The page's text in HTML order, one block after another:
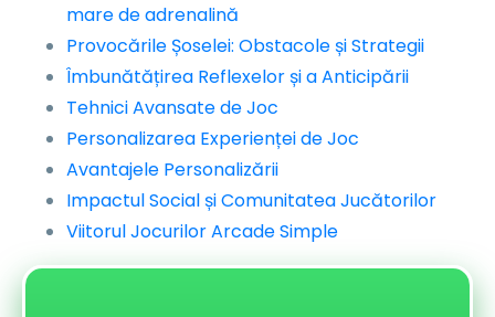
mare de adrenalină
Provocările Șoselei: Obstacole și Strategii
Îmbunătățirea Reflexelor și a Anticipării
Tehnici Avansate de Joc
Personalizarea Experienței de Joc
Avantajele Personalizării
Impactul Social și Comunitatea Jucătorilor
Viitorul Jocurilor Arcade Simple